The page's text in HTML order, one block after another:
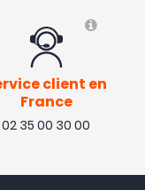
client en
France
02 35 00 30 00